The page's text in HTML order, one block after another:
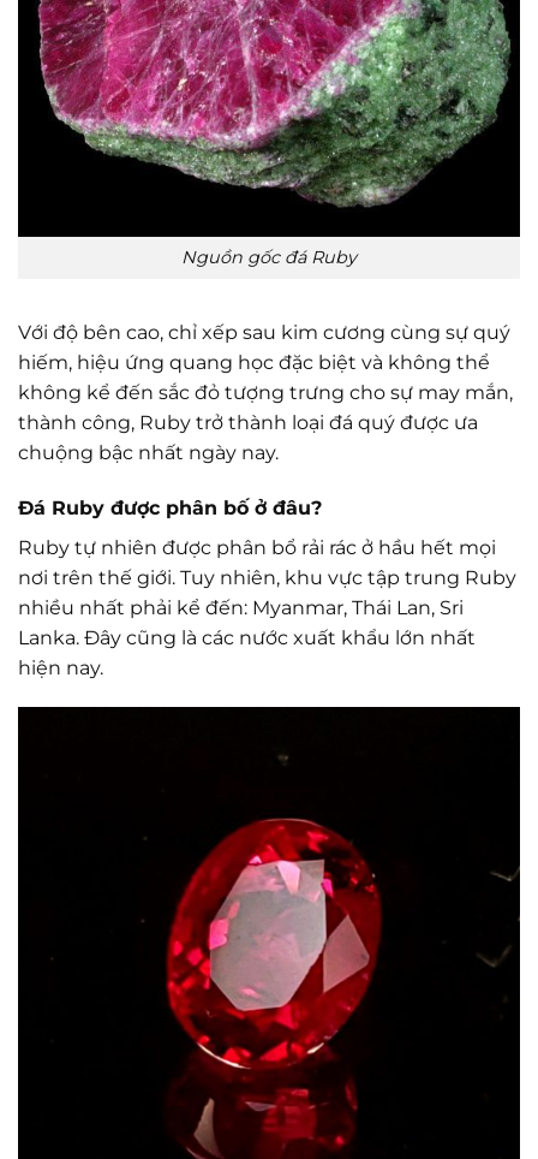
Nguồn gốc đá Ruby
Với độ bên cao, chỉ xếp sau kim cương cùng sự quý
hiếm, hiệu ứng quang học đặc biệt và không thể
không kể đến sắc đỏ tượng trưng cho sự may mắn,
thành công, Ruby trở thành loại đá quý được ưa
chuộng bậc nhất ngày nay.
Đá Ruby được phân bố ở đâu?
Ruby tự nhiên được phân bổ rải rác ở hầu hết mọi
nơi trên thế giới. Tuy nhiên, khu vực tập trung Ruby
nhiều nhất phải kể đến: Myanmar, Thái Lan, Sri
Lanka. Đây cũng là các nước xuất khẩu lớn nhất
hiện nay.